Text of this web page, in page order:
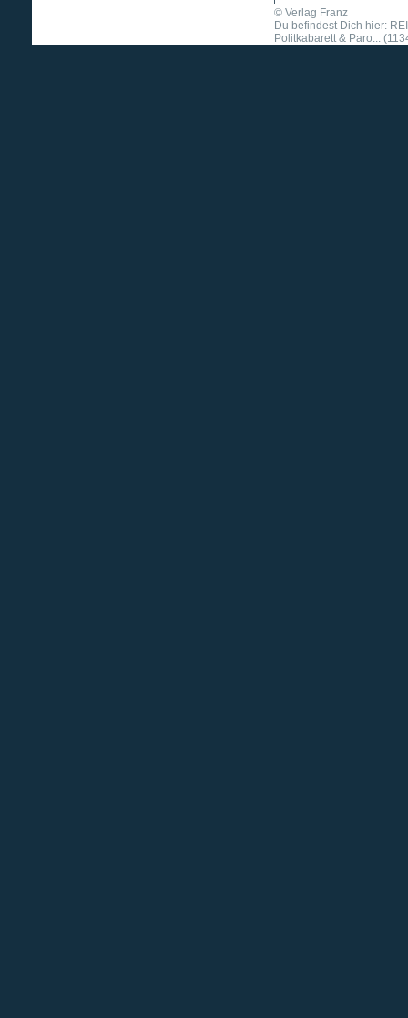
© Verlag Franz
Du befindest Dich hier:
Politkabarett & Paro...